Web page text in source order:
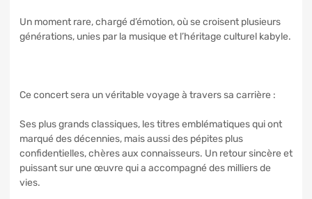
Un moment rare, chargé d’émotion, où se croisent plusieurs
générations, unies par la musique et l’héritage culturel kabyle.
Ce concert sera un véritable voyage à travers sa carrière :
Ses plus grands classiques, les titres emblématiques qui ont
marqué des décennies, mais aussi des pépites plus
confidentielles, chères aux connaisseurs. Un retour sincère et
puissant sur une œuvre qui a accompagné des milliers de
vies.